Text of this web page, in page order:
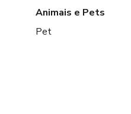
Animais e Pets
Pet